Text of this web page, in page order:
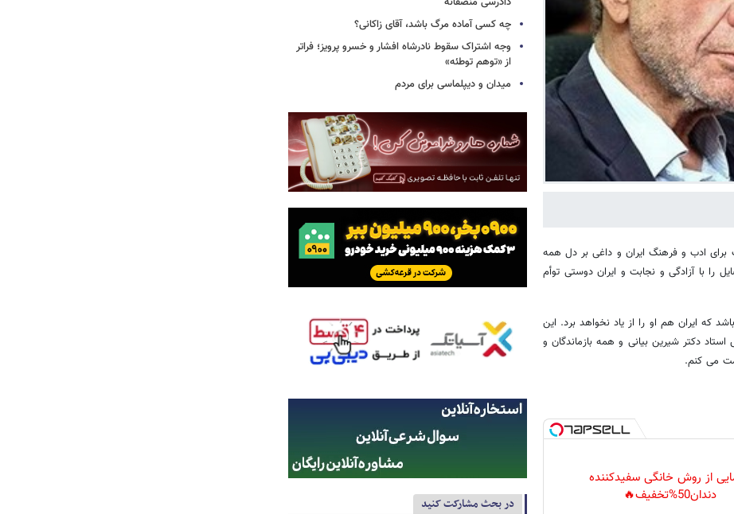
ادب و فرهنگ ایران و داغی بر دل همه
را با آزادگی و نجابت و ایران دوستی توأم
که ایران هم او را از یاد نخواهد برد. این
دکتر شیرین بیانی و همه بازماندگان و
می کنم.
از روش خانگی سفیدکننده
دندان50%تخفیف🔥
چه کسی آماده مرگ باشد، آقای زاکانی؟
وجه اشتراک سقوط نادرشاه افشار و خسرو پرویز؛ فراتر
از «توهم توطئه»
میدان و دیپلماسی برای مردم
در بحث مشارکت کنید